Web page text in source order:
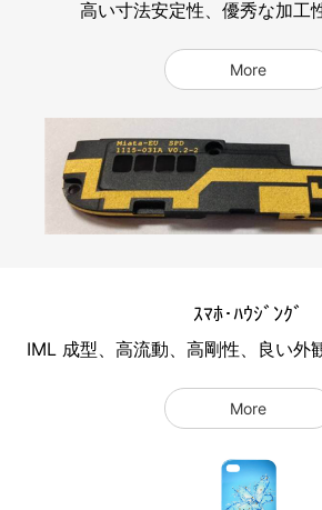
高い寸法安定性、優秀な加工
More
ｽﾏﾎ･ﾊｳｼﾞﾝｸﾞ
IML 成型、高流動、高剛性、良い外
More